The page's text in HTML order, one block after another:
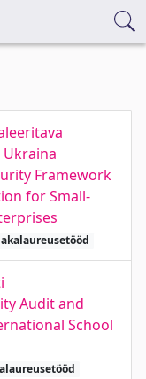
Framework
for Small-
Audit and
School